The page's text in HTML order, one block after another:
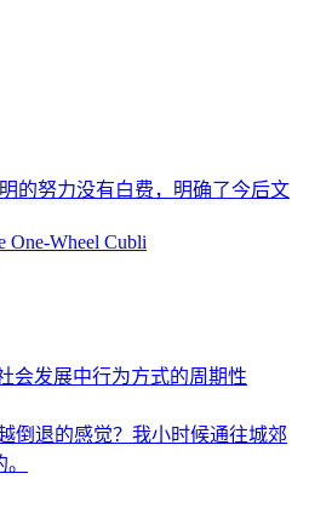
的努力没有白费，明确了今后文
One-Wheel Cubli
会发展中行为方式的周期性
倒退的感觉？我小时候通往城郊